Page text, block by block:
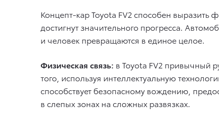
Концепт-кар Toyota FV2 способен
достигнут значительного прогресса.
и человек превращаются в единое целое.
Физическая связь: в Toyota FV2 привычный
того, используя интеллектуальную
способствует безопасному вождению,
в слепых зонах на сложных развязках.